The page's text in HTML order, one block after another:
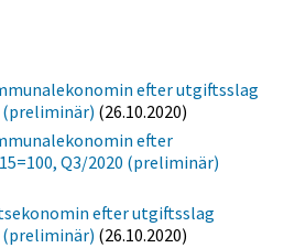
efter utgiftsslag
(preliminär) (26.10.2020)
efter
Q3/2020 (preliminär)
efter utgiftsslag
(preliminär) (26.10.2020)